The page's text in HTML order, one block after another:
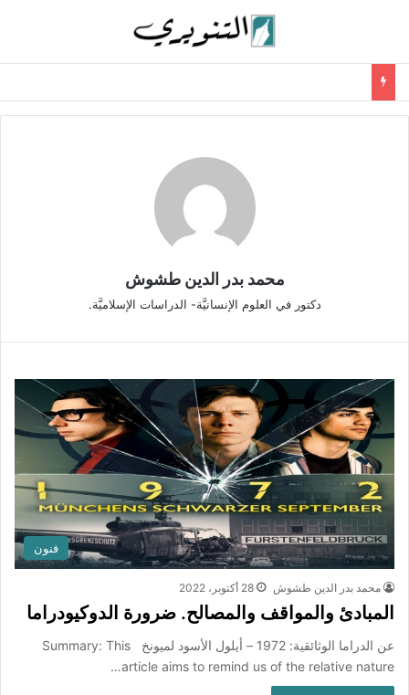
محمد بدر الدين طشوش
دكتور في العلوم الإنسانيَّة- الدراسات الإسلاميَّة.
فنون
محمد بدر الدين طشوش 28 أكتوبر، 2022
المبادئ والمواقف والمصالح. ضرورة الدوكيودراما
عن الدراما الوثائقية: 1972 – أيلول الأسود لميونخ Summary: This
article aims to remind us of the relative nature…